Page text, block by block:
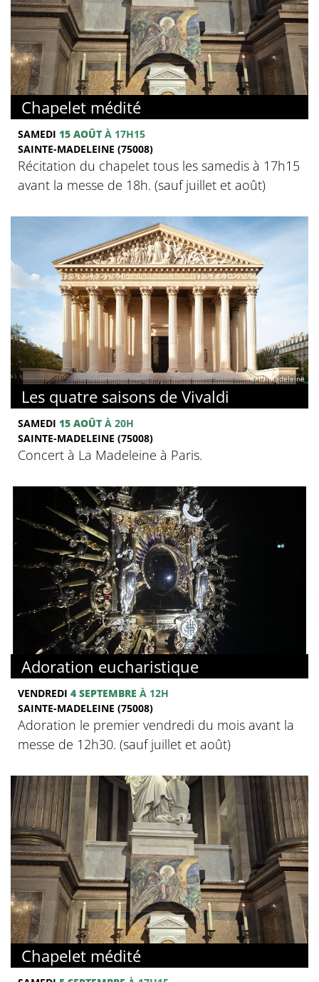
Chapelet médité
SAMEDI 15 AOÛT À 17H15
SAINTE-MADELEINE (75008)
Récitation du chapelet tous les samedis à 17h15
avant la messe de 18h. (sauf juillet et août)
© La Madeleine
Les quatre saisons de Vivaldi
SAMEDI 15 AOÛT À 20H
SAINTE-MADELEINE (75008)
Concert à La Madeleine à Paris.
Adoration eucharistique
VENDREDI 4 SEPTEMBRE À 12H
SAINTE-MADELEINE (75008)
Adoration le premier vendredi du mois avant la
messe de 12h30. (sauf juillet et août)
Chapelet médité